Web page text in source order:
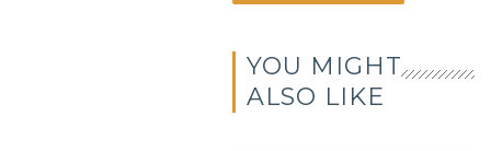
YOU MIGHT
ALSO LIKE